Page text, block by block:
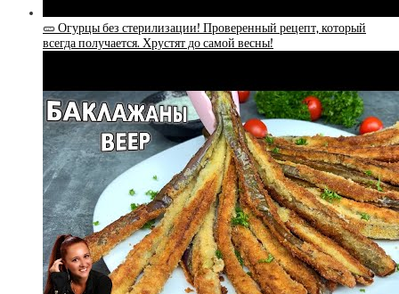
🥒 Огурцы без стерилизации! Проверенный рецепт, который
всегда получается. Хрустят до самой весны!